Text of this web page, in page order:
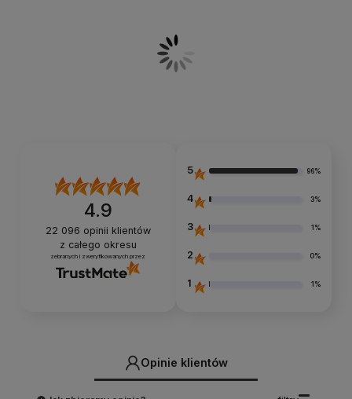
4.9
22 096 opinii klientów
z całego okresu
zebranych i zweryfikowanych przez
5 96%
4 3%
3 1%
2 0%
1 1%
Opinie klientów